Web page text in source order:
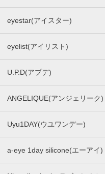
eyestar(アイスター)
eyelist(アイリスト)
U.P.D(アプデ)
ANGELIQUE(アンジェリーク)
Uyu1DAY(ウユワンデー)
a-eye 1day silicone(エーアイ)